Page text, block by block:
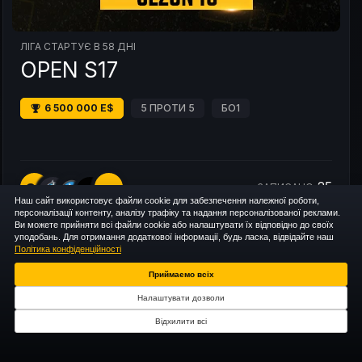
ЛІГА СТАРТУЄ В 58 ДНІ
OPEN S17
6 500 000 E$ 5 ПРОТИ 5 БО1
CS +21 ЗАПИСАНО 25
Наш сайт використовує файли cookie для забезпечення належної роботи,
персоналізації контенту, аналізу трафіку та надання персоналізованої реклами.
Ви можете прийняти всі файли cookie або налаштувати їх відповідно до своїх
уподобань. Для отримання додаткової інформації, будь ласка, відвідайте наш
Політика конфіденційності
Приймаємо всіх
Налаштувати дозволи
Відхилити всі